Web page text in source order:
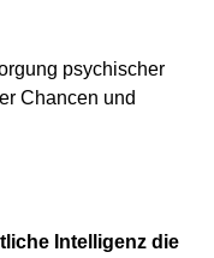
psychischer
Chancen und
Intelligenz die